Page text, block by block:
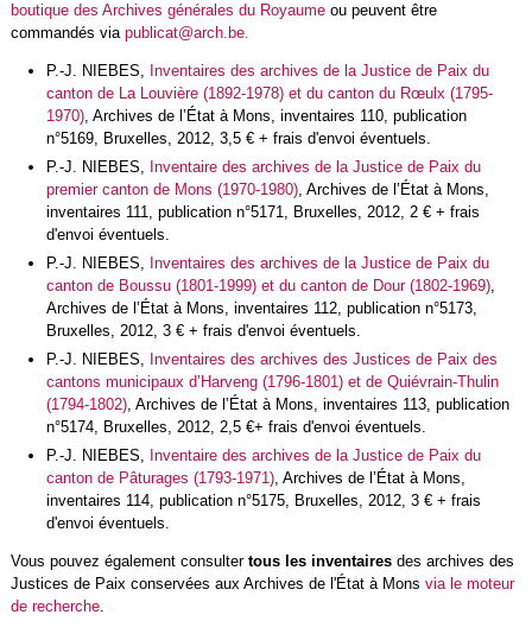
boutique des Archives générales du Royaumeou peuvent être
commandés via publicat@arch.be.
P.-J. NIEBES, Inventaires des archives de la Justice de Paix du
canton de La Louvière (1892-1978) et du canton du Rœulx (1795-
1970), Archives de l’État à Mons, inventaires 110, publication
n°5169, Bruxelles, 2012, 3,5 € + frais d'envoi éventuels.
P.-J. NIEBES, Inventaire des archives de la Justice de Paix du
premier canton de Mons (1970-1980), Archives de l’État à Mons,
inventaires 111, publication n°5171, Bruxelles, 2012, 2 € + frais
d'envoi éventuels.
P.-J. NIEBES, Inventaires des archives de la Justice de Paix du
canton de Boussu (1801-1999) et du canton de Dour (1802-1969),
Archives de l’État à Mons, inventaires 112, publication n°5173,
Bruxelles, 2012, 3 € + frais d'envoi éventuels.
P.-J. NIEBES, Inventaires des archives des Justices de Paix des
cantons municipaux d’Harveng (1796-1801) et de Quiévrain-Thulin
(1794-1802), Archives de l’État à Mons, inventaires 113, publication
n°5174, Bruxelles, 2012, 2,5 €+ frais d'envoi éventuels.
P.-J. NIEBES, Inventaire des archives de la Justice de Paix du
canton de Pâturages (1793-1971), Archives de l’État à Mons,
inventaires 114, publication n°5175, Bruxelles, 2012, 3 € + frais
d'envoi éventuels.
Vous pouvez également consulter tous les inventairesdes archives des
Justices de Paix conservées aux Archives de l'État à Mons via le moteur
de recherche.